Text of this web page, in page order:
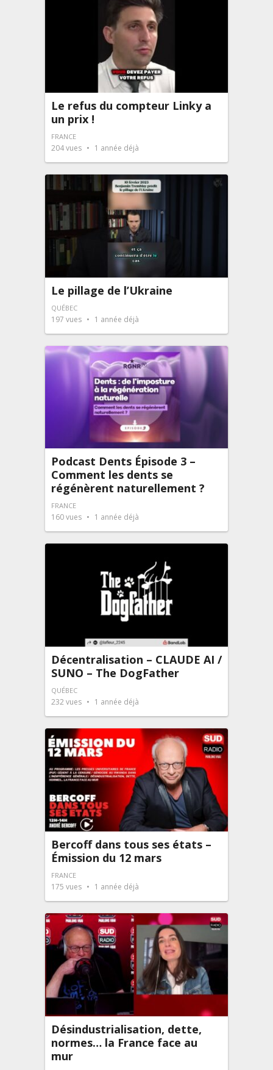
Le refus du compteur Linky a
un prix !
FRANCE
204vues 1 année déjà
Le pillage de l’Ukraine
QUÉBEC
197 vues 1 année déjà
Podcast Dents Épisode 3 –
Comment les dents se
régénèrent naturellement ?
FRANCE
160vues 1 année déjà
Décentralisation – CLAUDE AI /
SUNO – The DogFather
QUÉBEC
232vues 1 année déjà
Bercoff dans tous ses états –
Émission du 12 mars
FRANCE
175 vues 1 année déjà
Désindustrialisation, dette,
normes… la France face au
mur